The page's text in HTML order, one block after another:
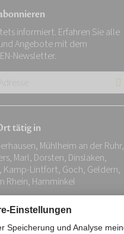
informiert. Erfahren Sie alle
Angebote mit dem
Newsletter.
tätig in
Mühlheim an der Ruhr,
Marl, Dorsten, Dinslaken,
Kamp-Lintfort, Goch, Geldern,
Rhein, Hamminkel
Datenschutz Stiftung